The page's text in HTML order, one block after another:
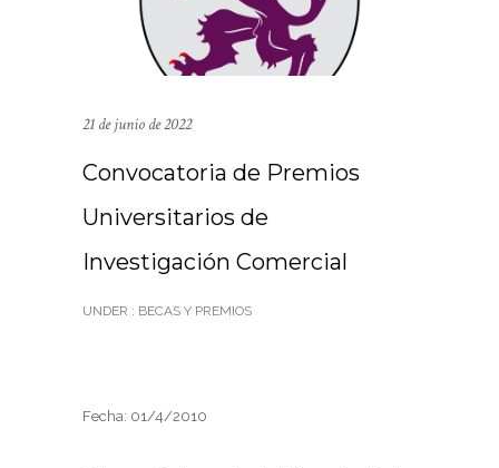
21 de junio de 2022
Convocatoria de Premios
Universitarios de
Investigación Comercial
UNDER : BECAS Y PREMIOS
Fecha: 01/4/2010